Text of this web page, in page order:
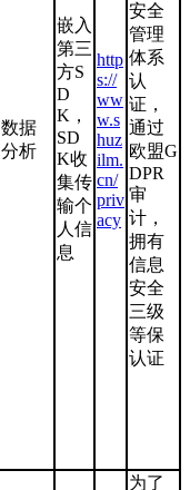
数据
分析
嵌入
第三
方S
D
K，
SD
K收
集传
输个
人信
息
http
s://
ww
w.s
huz
ilm.
cn/
priv
acy
安全
管理
体系
认
证，
通过
欧盟G
DPR
审
计，
拥有
信息
安全
三级
等保
认证
为了